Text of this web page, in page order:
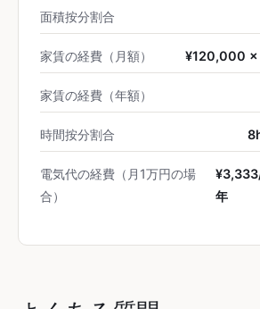
面積按分割合
家賃の経費（月額） ¥120,000
家賃の経費（年額）
時間按分割合
電気代の経費（月1万円の場
合）
年